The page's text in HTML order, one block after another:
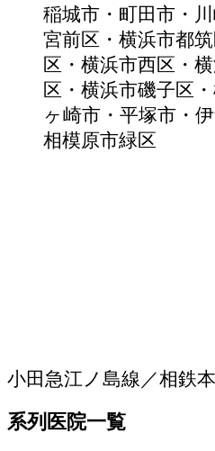
稲城市・町田市・
宮前区・横浜市都
区・横浜市西区・
区・横浜市磯子区
ヶ崎市・平塚市・
相模原市緑区
小田急江ノ島線／相鉄
系列医院一覧